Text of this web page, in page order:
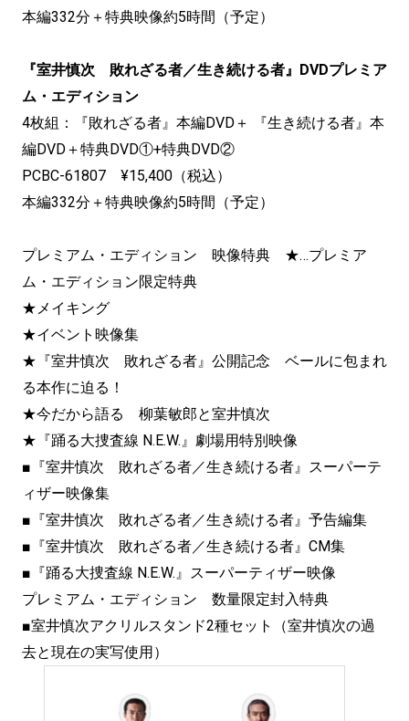
本編332分＋特典映像約5時間（予定）
『室井慎次 敗れざる者／生き続ける者』DVDプレミア
ム・エディション
4枚組：『敗れざる者』本編DVD＋ 『生き続ける者』本
編DVD＋特典DVD①+特典DVD②
PCBC-61807 ¥15,400（税込）
本編332分＋特典映像約5時間（予定）
プレミアム・エディション 映像特典 ★…プレミア
ム・エディション限定特典
★メイキング
★イベント映像集
★『室井慎次 敗れざる者』公開記念 ベールに包まれ
る本作に迫る！
★今だから語る 柳葉敏郎と室井慎次
★『踊る大捜査線 N.E.W.』劇場用特別映像
■『室井慎次 敗れざる者／生き続ける者』スーパーテ
ィザー映像集
■『室井慎次 敗れざる者／生き続ける者』予告編集
■『室井慎次 敗れざる者／生き続ける者』CM集
■『踊る大捜査線 N.E.W.』スーパーティザー映像
プレミアム・エディション 数量限定封入特典
■室井慎次アクリルスタンド2種セット（室井慎次の過
去と現在の実写使用）